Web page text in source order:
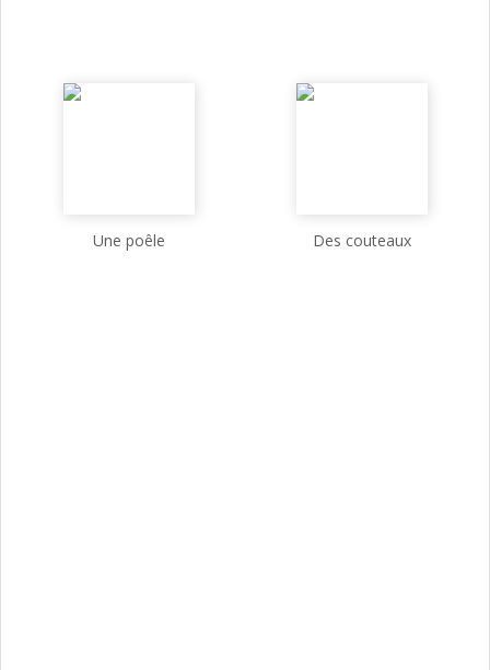
Une poêle Des couteaux